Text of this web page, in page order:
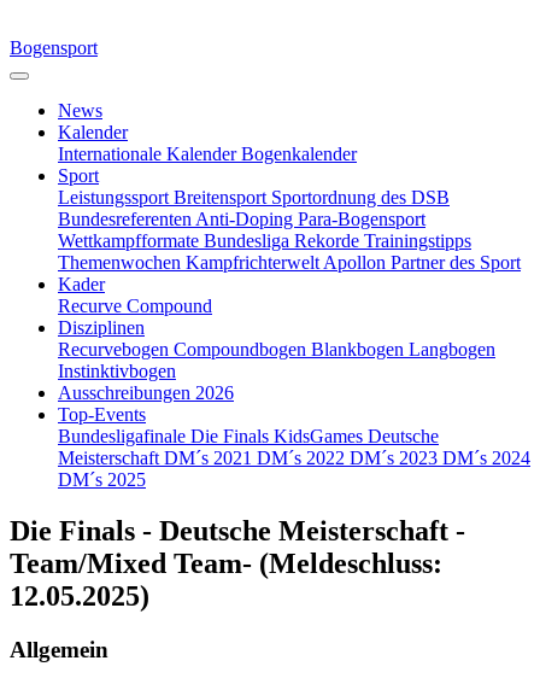
Bogensport
News
Kalender
Internationale KalenderBogenkalender
Sport
Leistungssport Breitensport Sportordnung des DSB
Bundesreferenten Anti-Doping Para-Bogensport
Wettkampfformate Bundesliga Rekorde Trainingstipps
Themenwochen Kampfrichterwelt Apollon Partner des Sport
Kader
Recurve Compound
Disziplinen
Recurvebogen Compoundbogen Blankbogen Langbogen
Instinktivbogen
Ausschreibungen 2026
Top-Events
Bundesligafinale Die Finals KidsGames Deutsche
Meisterschaft DM´s 2021 DM´s 2022 DM´s 2023 DM´s 2024
DM´s 2025
Die Finals - Deutsche Meisterschaft -
Team/Mixed Team- (Meldeschluss:
12.05.2025)
Allgemein